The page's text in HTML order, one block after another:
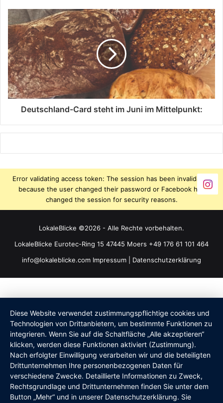
Deutschland-Card steht im Juni im Mittelpunkt:
Error validating access token: The session has been invalidated
because the user changed their password or Facebook has
changed the session for security reasons.
LokaleBlicke ©2026 - Alle Rechte vorbehalten.
LokaleBlicke Eurotec-Ring 15 47445 Moers +49 176 61 101 464
info@lokaleblicke.com Impressum Datenschutzerklärung
Diese Website verwendet zustimmungspflichtige cookies und
Technologien von Drittanbietern, um bestimmte Funktionen zu
integrieren. Wenn Sie auf die Schaltfläche „Alle akzeptieren“
klicken, werden diese Funktionen aktiviert (Zustimmung).
Nach erfolgter Einwilligung verarbeiten wir und die beteiligten
Drittunternehmen Ihre personenbezogenen Daten für
verschiedene Zwecke. Detaillierte Informationen zu Zweck,
Rechtsgrundlage und Drittunternehmen finden Sie unter dem
Button „Mehr“ und in unserer Datenschutzerklärung. Sie